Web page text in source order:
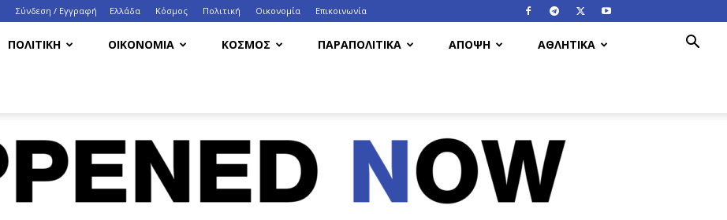
Σύνδεση / Εγγραφή Ελλάδα Κόσμος Πολιτική Οικονομία Eπικοινωνία
ΠΟΛΙΤΙΚΗ ΟΙΚΟΝΟΜΙΑ ΚΟΣΜΟΣ ΠΑΡΑΠΟΛΙΤΙΚΑ ΑΠΟΨΗ ΑΘΛΗΤΙΚΑ